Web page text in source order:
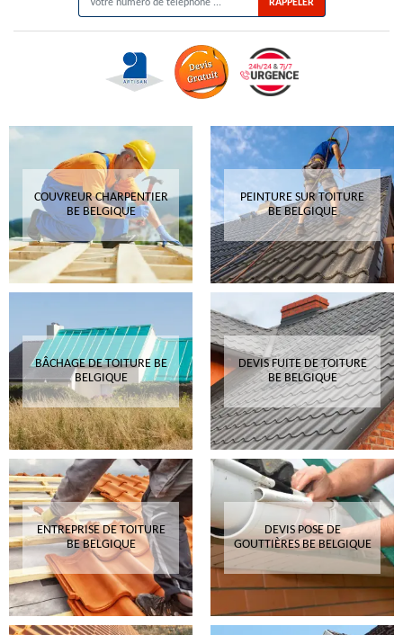
COUVREUR CHARPENTIER
BE BELGIQUE
PEINTURE SUR TOITURE
BE BELGIQUE
BÂCHAGE DE TOITURE BE
BELGIQUE
DEVIS FUITE DE TOITURE
BE BELGIQUE
ENTREPRISE DE TOITURE
BE BELGIQUE
DEVIS POSE DE
GOUTTIÈRES BE BELGIQUE